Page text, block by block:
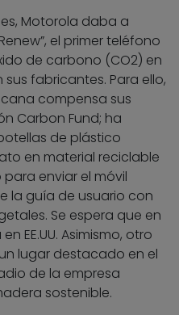
Motorola daba a
el primer teléfono
de carbono (CO2) en
fabricantes. Para ello,
compensa sus
Carbon Fund; ha
de plástico
en material reciclable
enviar el móvil
la guía de usuario con
Se espera que en
EE.UU. Asimismo, otro
lugar destacado en el
de la empresa
sostenible.